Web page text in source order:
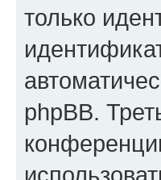
только
phpBB.